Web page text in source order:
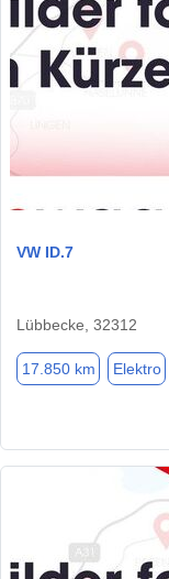
VW ID.7
Lübbecke, 32312
17.850 km Elektro